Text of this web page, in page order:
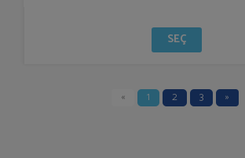
SEÇ
« 1 2 3 »